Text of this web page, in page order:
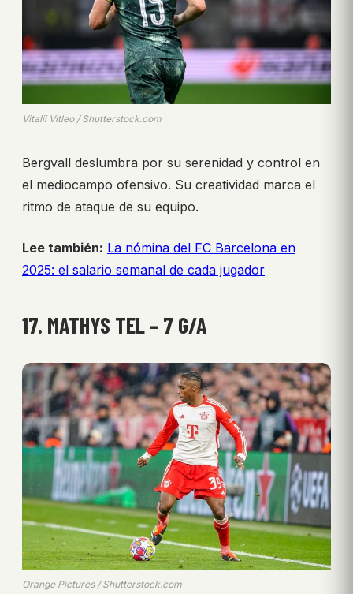
Vitalii Vitleo / Shutterstock.com
Bergvall deslumbra por su serenidad y control en
el mediocampo ofensivo. Su creatividad marca el
ritmo de ataque de su equipo.
Lee también: La nómina del FC Barcelona en
2025: el salario semanal de cada jugador
17. MATHYS TEL – 7 G/A
Orange Pictures / Shutterstock.com